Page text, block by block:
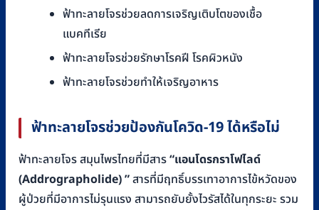
ฟ้าทะลายโจรช่วยลดการเจริญเติบโตของเชื้อ
แบคทีเรีย
ฟ้าทะลายโจรช่วยรักษาโรคฝี โรคผิวหนัง
ฟ้าทะลายโจรช่วยทำให้เจริญอาหาร
ฟ้าทะลายโจรช่วยป้องกันโควิด-19ได้หรือไม่
ฟ้าทะลายโจร สมุนไพรไทยที่มีสาร“แอนโดรกราโฟไลด์
(Addrographolide)”สารที่มีฤทธิ์บรรเทาอาการไข้หวัดของ
ผู้ป่วยที่มีอาการไม่รุนแรง สามารถยับยั้งไวรัสได้ในทุกระยะ รวม